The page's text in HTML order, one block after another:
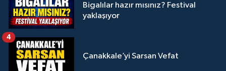
Bigalılar hazır mısınız? Festival
yaklaşıyor
Çanakkale’yi Sarsan Vefat
4